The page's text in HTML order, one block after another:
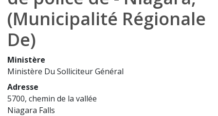
(Municipalité Régionale
De)
Ministère
Ministère Du Solliciteur Général
Adresse
5700, chemin de la vallée
Niagara Falls